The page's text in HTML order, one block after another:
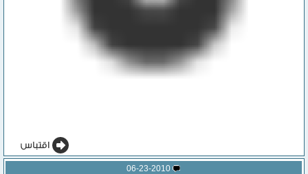
06-23-2010